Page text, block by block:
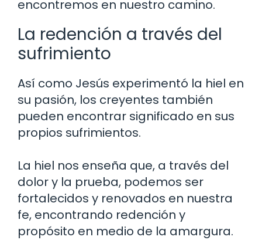
encontremos en nuestro camino.
La redención a través del
sufrimiento
Así como Jesús experimentó la hiel en
su pasión, los creyentes también
pueden encontrar significado en sus
propios sufrimientos.
La hiel nos enseña que, a través del
dolor y la prueba, podemos ser
fortalecidos y renovados en nuestra
fe, encontrando redención y
propósito en medio de la amargura.